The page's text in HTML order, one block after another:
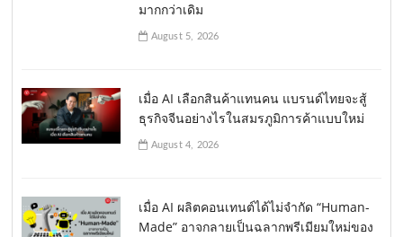
มากกว่าเดิม
August 5, 2026
เมื่อ AI เลือกสินค้าแทนคน แบรนด์ไทยจะสู้
ธุรกิจจีนอย่างไรในสมรภูมิการค้าแบบใหม่
August 4, 2026
เมื่อ AI ผลิตคอนเทนต์ได้ไม่จำกัด “Human-
Made” อาจกลายเป็นฉลากพรีเมียมใหม่ของ